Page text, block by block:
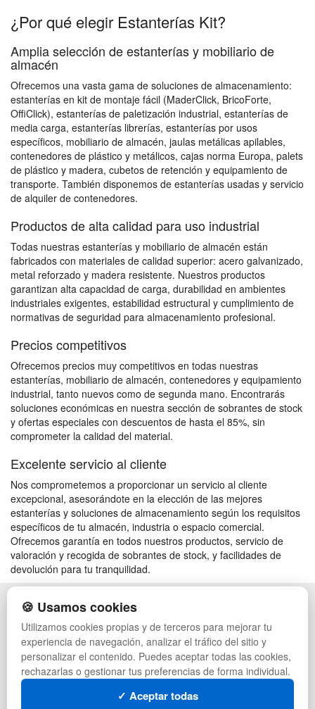
¿Por qué elegir Estanterías Kit?
Amplia selección de estanterías y mobiliario de
almacén
Ofrecemos una vasta gama de soluciones de almacenamiento:
estanterías en kit de montaje fácil (MaderClick, BricoForte,
OffiClick), estanterías de paletización industrial, estanterías de
media carga, estanterías librerías, estanterías por usos
específicos, mobiliario de almacén, jaulas metálicas apilables,
contenedores de plástico y metálicos, cajas norma Europa, palets
de plástico y madera, cubetos de retención y equipamiento de
transporte. También disponemos de estanterías usadas y servicio
de alquiler de contenedores.
Productos de alta calidad para uso industrial
Todas nuestras estanterías y mobiliario de almacén están
fabricados con materiales de calidad superior: acero galvanizado,
metal reforzado y madera resistente. Nuestros productos
garantizan alta capacidad de carga, durabilidad en ambientes
industriales exigentes, estabilidad estructural y cumplimiento de
normativas de seguridad para almacenamiento profesional.
Precios competitivos
Ofrecemos precios muy competitivos en todas nuestras
estanterías, mobiliario de almacén, contenedores y equipamiento
industrial, tanto nuevos como de segunda mano. Encontrarás
soluciones económicas en nuestra sección de sobrantes de stock
y ofertas especiales con descuentos de hasta el 85%, sin
comprometer la calidad del material.
Excelente servicio al cliente
Nos comprometemos a proporcionar un servicio al cliente
excepcional, asesorándote en la elección de las mejores
estanterías y soluciones de almacenamiento según los requisitos
específicos de tu almacén, industria o espacio comercial.
Ofrecemos garantía en todos nuestros productos, servicio de
valoración y recogida de sobrantes de stock, y facilidades de
devolución para tu tranquilidad.
POLÍTICA DE PRIVACIDAD
CONDICIONES DE USO
CAMBIOS Y DEVOLUCIONES
CONTACTO
QUIENES SOMOS
MAPA WEB
PREGUNTAS FRECUENTES
PALETS DE PLÁSTICO
MANUTENCIÓN
GESTIÓN DE RESIDUOS
PALETS
CONTENEDORES DE PLÁSTICO
LIQUIDACIÓN Y SOBRANTES
🍪 Usamos cookies
Utilizamos cookies propias y de terceros para mejorar tu
experiencia de navegación, analizar el tráfico del sitio y
personalizar el contenido. Puedes aceptar todas las cookies,
rechazarlas o gestionar tus preferencias de forma individual.
✓ Aceptar todas